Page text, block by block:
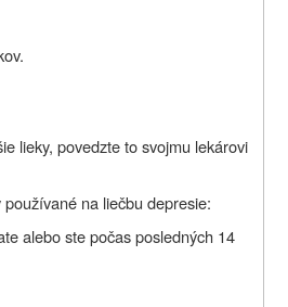
lieky, povedzte to svojmu lekárovi
na liečbu depresie:
alebo ste počas posledných 14